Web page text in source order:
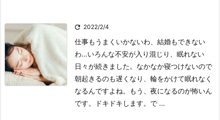
 2022/2/4
仕事もうまくいかないわ、結婚もできない
わ…いろんな不安が入り混じり、眠れない
日々が続きました。なかなか寝つけないので
朝起きるのも遅くなり、輪をかけて眠れなく
なるんですよね。もう、夜になるのが怖いん
です。ドキドキします。 で ...